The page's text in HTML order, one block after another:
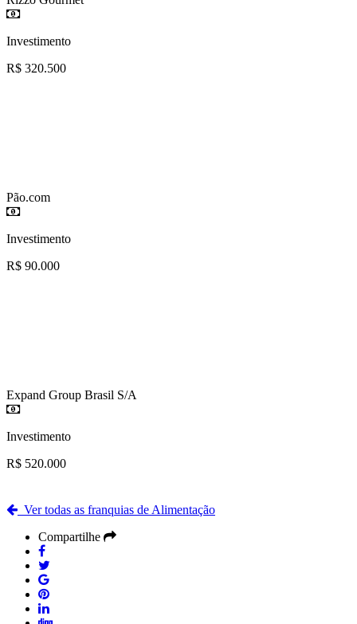
Investimento
R$ 320.500
Pão.com
Investimento
R$ 90.000
Expand Group Brasil S/A
Investimento
R$ 520.000
Ver todas as franquias de Alimentação
Compartilhe